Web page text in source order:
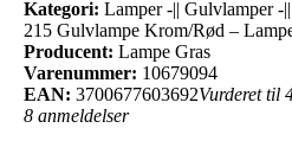
Kategori: Lamper -|| Gulvlamper -
215 Gulvlampe Krom/Rød –
Producent: Lampe Gras
Varenummer: 10679094
EAN: 3700677603692Vurderet til
8 anmeldelser